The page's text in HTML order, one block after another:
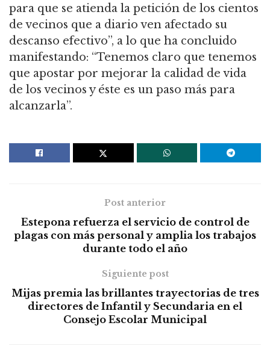
para que se atienda la petición de los cientos
de vecinos que a diario ven afectado su
descanso efectivo”, a lo que ha concluido
manifestando: “Tenemos claro que tenemos
que apostar por mejorar la calidad de vida
de los vecinos y éste es un paso más para
alcanzarla”.
Post anterior
Estepona refuerza el servicio de control de
plagas con más personal y amplia los trabajos
durante todo el año
Siguiente post
Mijas premia las brillantes trayectorias de tres
directores de Infantil y Secundaria en el
Consejo Escolar Municipal